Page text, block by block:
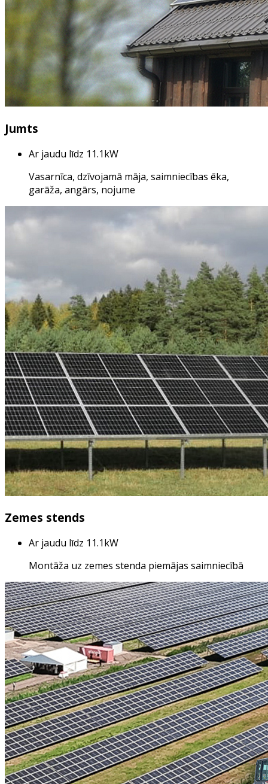
Jumts
Ar jaudu līdz 11.1kW
Vasarnīca, dzīvojamā māja, saimniecības ēka,
garāža, angārs, nojume
Zemes stends
Ar jaudu līdz 11.1kW
Montāža uz zemes stenda piemājas saimniecībā